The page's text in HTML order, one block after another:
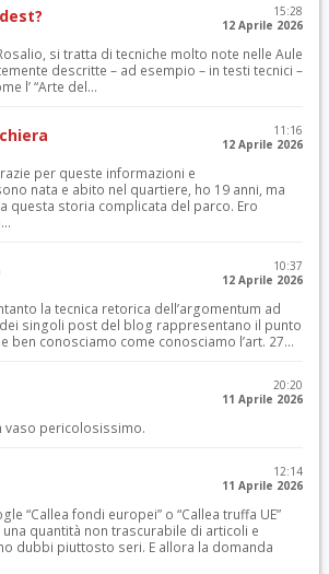
15:28
12 Aprile 2026
si tratta di tecniche molto note nelle Aule
descritte – ad esempio – in testi tecnici –
l’ “Arte del...
11:16
12 Aprile 2026
per queste informazioni e
nata e abito nel quartiere, ho 19 anni, ma
questa storia complicata del parco. Ero
10:37
12 Aprile 2026
la tecnica retorica dell’argomentum ad
singoli post del blog rappresentano il punto
ben conosciamo come conosciamo l’art. 27...
20:20
11 Aprile 2026
vaso pericolosissimo.
12:14
11 Aprile 2026
“Callea fondi europei” o “Callea truffa UE”
quantità non trascurabile di articoli e
dubbi piuttosto seri. E allora la domanda